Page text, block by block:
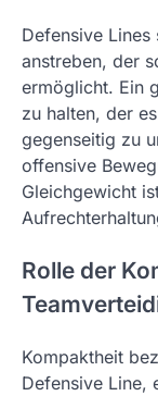
Defensive
anstreben, der
ermöglicht. Ein
zu halten, der
gegenseitig zu
offensive
Gleichgewicht
Rolle der
Kompaktheit
Defensive Line,